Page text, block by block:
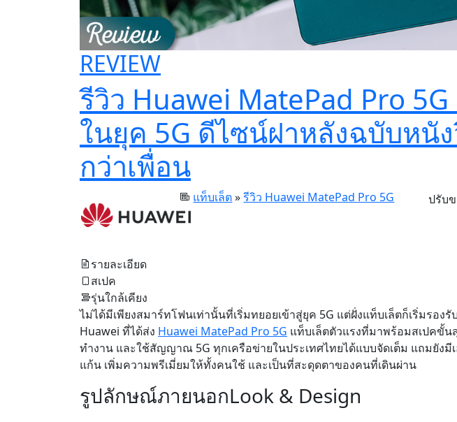
REVIEW
รีวิว Huawei MatePad Pro
ในยุค 5G ดีไซน์ฝาหลังฉบับหนั
กว่าเพื่อน
แท็บเล็ต»รีวิว Huawei MatePad Pro 5G ปรับ
รายละเอียด
สเปค
รุ่นใกล้เคียง
ไม่ได้มีเพียงสมาร์ทโฟนเท่านั้นที่เริ่มทยอยเข้าสู่ยุค 5G แต่ฝั่งแท็บเล็ตก็เริ่มรอ
Huawei ที่ได้ส่ง Huawei MatePad Pro 5G แท็บเล็ตตัวแรงที่มาพร้อมสเปคขั้
ทำงาน และใช้สัญญาณ 5G ทุกเครือข่ายในประเทศไทยได้แบบจัดเต็ม แถมยัง
แก้น เพิ่มความพรีเมี่ยมให้ทั้งคนใช้ และเป็นที่สะดุดตาของคนที่เดินผ่าน
รูปลักษณ์ภายนอกLook & Design